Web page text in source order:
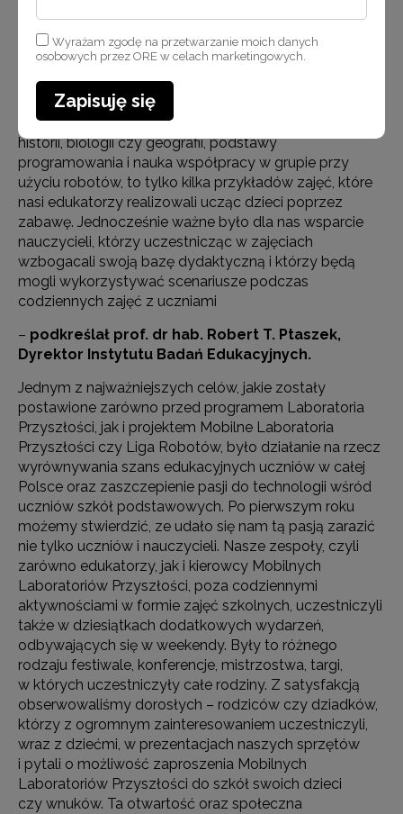
w niezbędne kompetencje przyszłości. Wprowadzenie
w świat druku 3D, zagadnienia związane
z rozpoznawaniem obrazów oraz zasadami
wykrywania kształtów z użyciem sieci neuronowej,
projektowanie urządzeń z wykorzystaniem
mikrokontrolerów, wykorzystanie gogli VR na lekcjach
historii, biologii czy geografii, podstawy
programowania i nauka współpracy w grupie przy
użyciu robotów, to tylko kilka przykładów zajęć, które
nasi edukatorzy realizowali ucząc dzieci poprzez
zabawę. Jednocześnie ważne było dla nas wsparcie
nauczycieli, którzy uczestnicząc w zajęciach
wzbogacali swoją bazę dydaktyczną i którzy będą
mogli wykorzystywać scenariusze podczas
codziennych zajęć z uczniami
– podkreślał prof. dr hab. Robert T. Ptaszek,
Dyrektor Instytutu Badań Edukacyjnych.
Jednym z najważniejszych celów, jakie zostały
postawione zarówno przed programem Laboratoria
Przyszłości, jak i projektem Mobilne Laboratoria
Przyszłości czy Liga Robotów, było działanie na rzecz
wyrównywania szans edukacyjnych uczniów w całej
Polsce oraz zaszczepienie pasji do technologii wśród
uczniów szkół podstawowych. Po pierwszym roku
możemy stwierdzić, ze udało się nam tą pasją zarazić
nie tylko uczniów i nauczycieli. Nasze zespoły, czyli
zarówno edukatorzy, jak i kierowcy Mobilnych
Laboratoriów Przyszłości, poza codziennymi
aktywnościami w formie zajęć szkolnych, uczestniczyli
także w dziesiątkach dodatkowych wydarzeń,
odbywających się w weekendy. Były to różnego
rodzaju festiwale, konferencje, mistrzostwa, targi,
w których uczestniczyły całe rodziny. Z satysfakcją
obserwowaliśmy dorosłych – rodziców czy dziadków,
którzy z ogromnym zainteresowaniem uczestniczyli,
wraz z dziećmi, w prezentacjach naszych sprzętów
i pytali o możliwość zaproszenia Mobilnych
Laboratoriów Przyszłości do szkół swoich dzieci
czy wnuków. Ta otwartość oraz społeczna
Wyrażam zgodę na przetwarzanie moich danych
osobowych przez ORE w celach marketingowych.
Zapisuję się